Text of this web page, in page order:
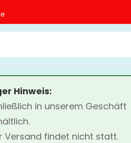
Hinweis:
in unserem Geschäft
Versand findet nicht statt.